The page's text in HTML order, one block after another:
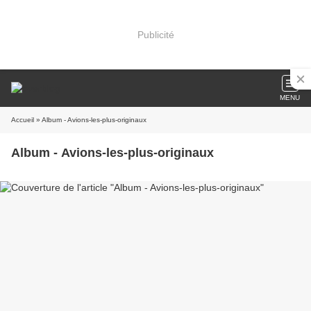
Publicité
MENU
Accueil » Album - Avions-les-plus-originaux
Album - Avions-les-plus-originaux